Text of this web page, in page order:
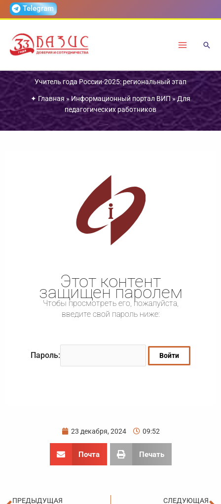
ПерейтиTelegram
Учитель года России-2025: региональный этап
✦ Главная » Информационный портал ВИП»Для
педагогических работников
Этот контент
защищен паролем
Чтобы просмотреть его, пожалуйста,
введите свой пароль ниже:
Пароль:
23 декабря, 2024 09:52
Почта Печать
Пред
ПРЕДЫДУЩАЯ СЛЕДУЮЩАЯ